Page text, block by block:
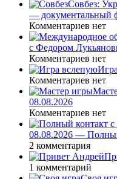
Совбез:
— документальный
Комментариев нет
с Федором
Комментариев нет
Комментариев нет
08.08.2026
Комментариев нет
08.08.2026 —
2 комментария
1 комментарий